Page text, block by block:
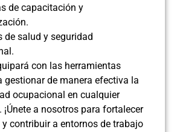
de capacitación y
de salud y seguridad
con las herramientas
gestionar de manera efectiva la
ocupacional en cualquier
a nosotros para fortalecer
contribuir a entornos de trabajo